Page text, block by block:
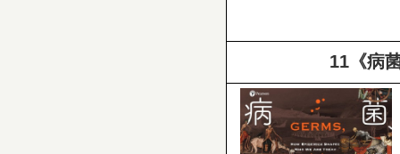
11《病